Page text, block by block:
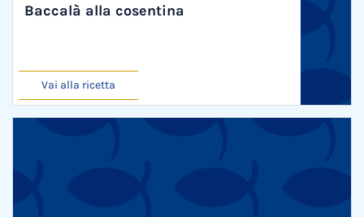
Baccalà alla cosentina
Vai alla ricetta